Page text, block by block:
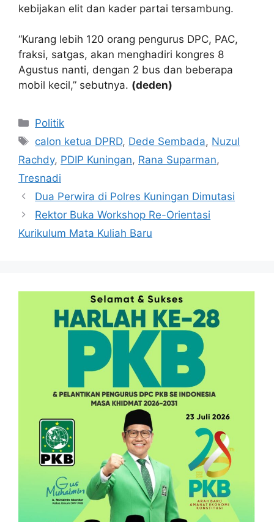
kebijakan elit dan kader partai tersambung.
“Kurang lebih 120 orang pengurus DPC, PAC,
fraksi, satgas, akan menghadiri kongres 8
Agustus nanti, dengan 2 bus dan beberapa
mobil kecil,” sebutnya. (deden)
Kategori
Politik
Tag
calon ketua DPRD, Dede Sembada, Nuzul
Rachdy, PDIP Kuningan, Rana Suparman,
Tresnadi
Dua Perwira di Polres Kuningan Dimutasi
Rektor Buka Workshop Re-Orientasi
Kurikulum Mata Kuliah Baru